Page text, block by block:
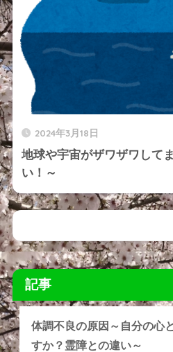
2024年3月18日
地球や宇宙がザワザワして
い！～
記事
体調不良の原因～自分の心
すか？霊障との違い～